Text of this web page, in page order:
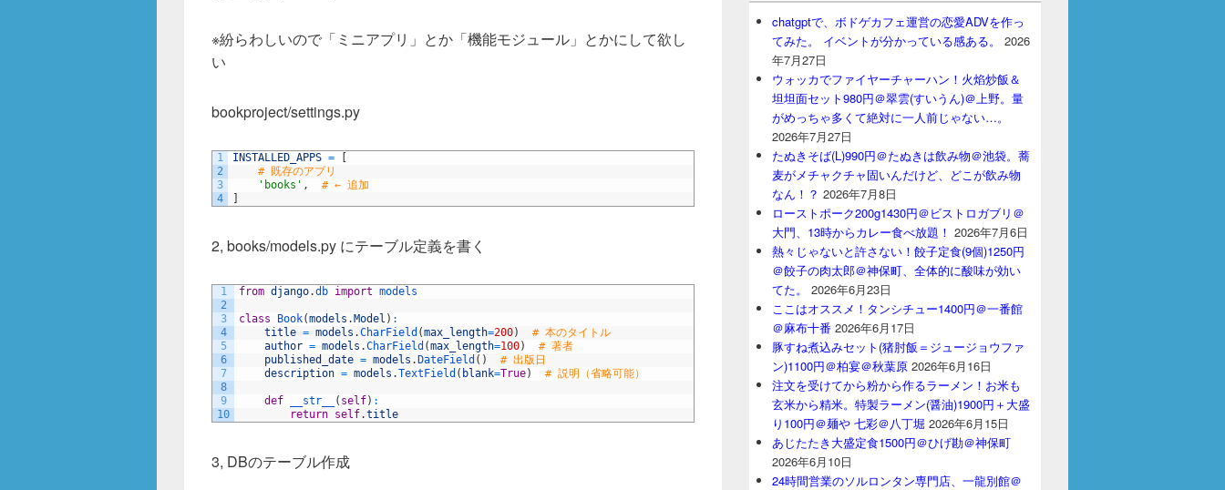
※紛らわしいので「ミニアプリ」とか「機能モジュール」とかにして欲し
い
bookproject/settings.py
1
2
3
4
INSTALLED_APPS =
[
# 既存のアプリ
'books' ,
# ← 追加
]
2, books/models.py にテーブル定義を書く
1
2
3
4
5
6
7
8
9
10
from django.db import models
class Book(models .Model ) :
title = models .CharField (max_length=200)
# 本のタイトル
author = models .CharField (max_length=100)
# 著者
published_date = models .DateField ( )
# 出版日
description = models .TextField ( blank=True) # 説明（省略可能）
def __str__ ( self) :
return self.title
3, DBのテーブル作成
chatgptで、ボドゲカフェ運営の恋愛ADVを作っ
てみた。 イベントが分かっている感ある。
2026
年7月27日
ウォッカでファイヤーチャーハン！火焰炒飯＆
坦坦面セット980円＠翠雲(すいうん)＠上野。量
がめっちゃ多くて絶対に一人前じゃない…。
2026年7月27日
たぬきそば(L)990円＠たぬきは飲み物＠池袋。蕎
麦がメチャクチャ固いんだけど、どこが飲み物
なん！？ 2026年7月8日
ローストポーク200g1430円＠ビストロガブリ＠
大門、13時からカレー食べ放題！ 2026年7月6日
熱々じゃないと許さない！餃子定食(9個)1250円
＠餃子の肉太郎＠神保町、全体的に酸味が効い
てた。
2026年6月23日
ここはオススメ！タンシチュー1400円＠一番館
＠麻布十番 2026年6月17日
豚すね煮込みセット(猪肘飯＝ジュージョウファ
ン)1100円＠柏宴＠秋葉原 2026年6月16日
注文を受けてから粉から作るラーメン！お米も
玄米から精米。特製ラーメン(醤油)1900円＋大盛
り100円＠麺や 七彩＠八丁堀 2026年6月15日
あじたたき大盛定食1500円＠ひげ勘＠神保町
2026年6月10日
24時間営業のソルロンタン専門店、一龍別館＠